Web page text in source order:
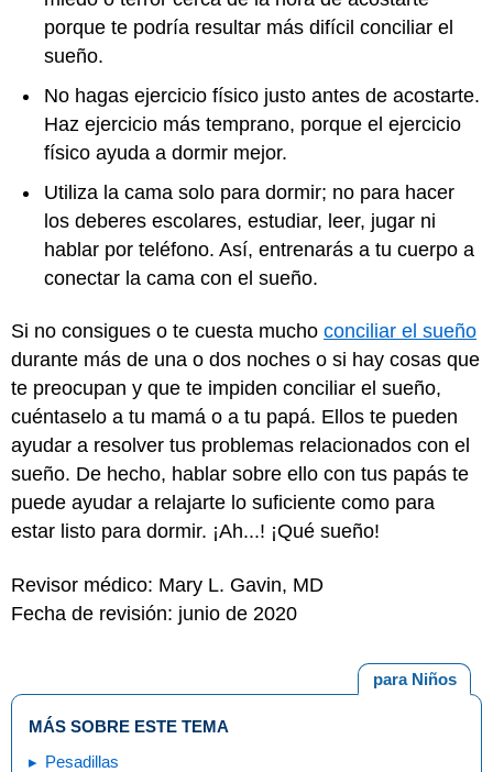
porque te podría resultar más difícil conciliar el
sueño.
No hagas ejercicio físico justo antes de acostarte.
Haz ejercicio más temprano, porque el ejercicio
físico ayuda a dormir mejor.
Utiliza la cama solo para dormir; no para hacer
los deberes escolares, estudiar, leer, jugar ni
hablar por teléfono. Así, entrenarás a tu cuerpo a
conectar la cama con el sueño.
Si no consigues o te cuesta mucho conciliar el sueño
durante más de una o dos noches o si hay cosas que
te preocupan y que te impiden conciliar el sueño,
cuéntaselo a tu mamá o a tu papá. Ellos te pueden
ayudar a resolver tus problemas relacionados con el
sueño. De hecho, hablar sobre ello con tus papás te
puede ayudar a relajarte lo suficiente como para
estar listo para dormir. ¡Ah...! ¡Qué sueño!
Revisor médico: Mary L. Gavin, MD
Fecha de revisión: junio de 2020
para Niños
MÁS SOBRE ESTE TEMA
Pesadillas